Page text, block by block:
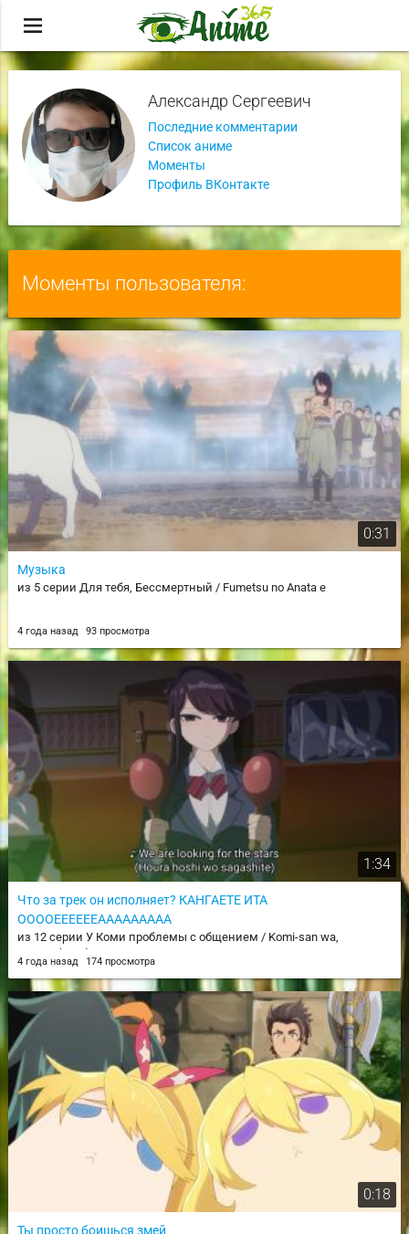
menu
Александр Сергеевич
Последние комментарии
Список аниме
Моменты
Профиль ВКонтакте
Моменты пользователя:
0:31
Музыка
из 5 серии Для тебя, Бессмертный / Fumetsu no Anata e
4 года назад 93 просмотра
1:34
Что за трек он исполняет? КАНГАЕТЕ ИТА
ООООЕЕЕЕЕЕААААААААА
из 12 серии У Коми проблемы с общением / Komi-san wa,
Comyushou desu.
4 года назад 174 просмотра
0:18
Ты просто боишься змей